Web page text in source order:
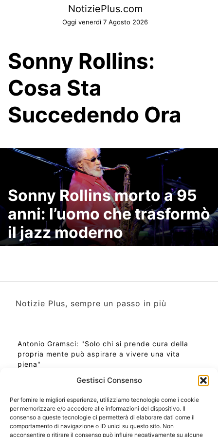
Gestisci Consenso
Per fornire le migliori esperienze, utilizziamo tecnologie come i cookie
per memorizzare e/o accedere alle informazioni del dispositivo. Il
consenso a queste tecnologie ci permetterà di elaborare dati come il
comportamento di navigazione o ID unici su questo sito. Non
acconsentire o ritirare il consenso può influire negativamente su alcune
NotiziePlus.com
Oggi venerdì 7 Agosto 2026
Sonny Rollins:
Cosa Sta
Succedendo Ora
Sonny Rollins morto a 95
anni: l’uomo che trasformò
il jazz moderno
Notizie Plus, sempre un passo in più
Antonio Gramsci: "Solo chi si prende cura della
propria mente può aspirare a vivere una vita
piena"
Ora Esatta in Italia in questo momento
Ti Senti Strano Ultimamente? Potrebbe Essere per
la Risonanza di Schumann